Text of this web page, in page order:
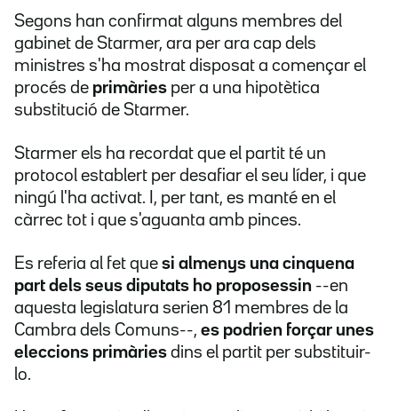
Segons han confirmat alguns membres del
gabinet de Starmer, ara per ara cap dels
ministres s'ha mostrat disposat a començar el
procés de primàries per a una hipotètica
substitució de Starmer.
Starmer els ha recordat que el partit té un
protocol establert per desafiar el seu líder, i que
ningú l'ha activat. I, per tant, es manté en el
càrrec tot i que s'aguanta amb pinces.
Es referia al fet que si almenys una cinquena
part dels seus diputats ho proposessin --en
aquesta legislatura serien 81 membres de la
Cambra dels Comuns--, es podrien forçar unes
eleccions primàries dins el partit per substituir-
lo.